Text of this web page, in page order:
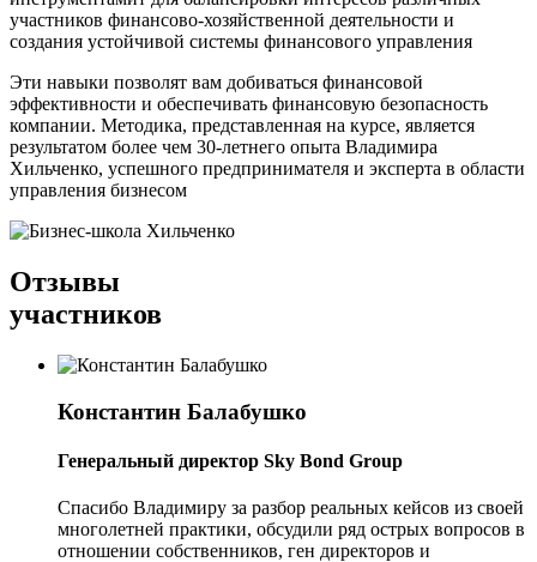
участников финансово-хозяйственной деятельности и
создания устойчивой системы финансового управления
Эти навыки позволят вам добиваться финансовой
эффективности и обеспечивать финансовую безопасность
компании. Методика, представленная на курсе, является
результатом более чем 30-летнего опыта Владимира
Хильченко, успешного предпринимателя и эксперта в области
управления бизнесом
Отзывы
участников
Константин Балабушко
Генеральный директор Sky Bond Group
Спасибо Владимиру за разбор реальных кейсов из своей
многолетней практики, обсудили ряд острых вопросов в
отношении собственников, ген директоров и